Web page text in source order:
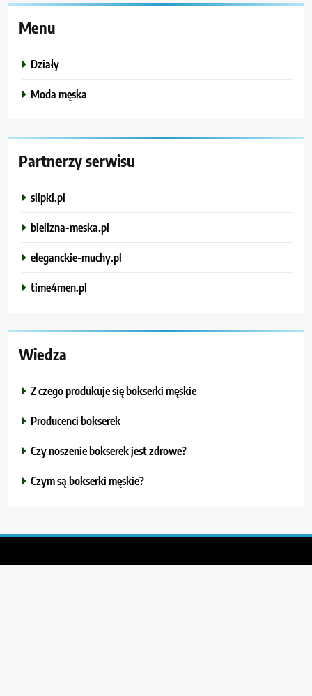
Menu
Działy
Moda męska
Partnerzy serwisu
slipki.pl
bielizna-meska.pl
eleganckie-muchy.pl
time4men.pl
Wiedza
Z czego produkuje się bokserki męskie
Producenci bokserek
Czy noszenie bokserek jest zdrowe?
Czym są bokserki męskie?